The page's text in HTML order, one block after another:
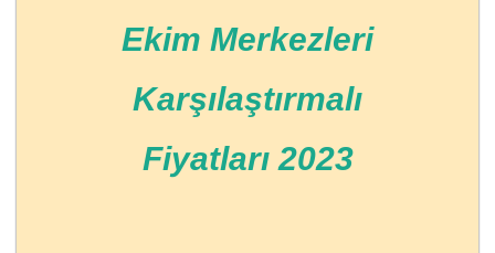
Ekim Merkezleri
Karşılaştırmalı
Fiyatları 2023